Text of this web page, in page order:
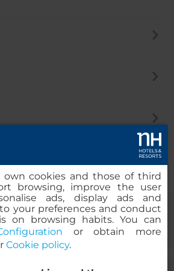
own cookies and those of third
browsing, improve the user
ads, display ads and
your preferences and conduct
on browsing habits. You can
or obtain more
Cookie policy.